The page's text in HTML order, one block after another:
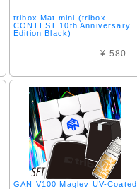
tribox Mat mini (tribox
CONTEST 10th Anniversary
Edition Black)
¥ 580
GAN V100 Maglev UV-Coated